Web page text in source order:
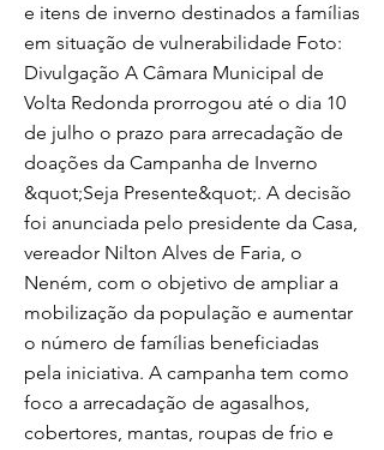
e itens de inverno destinados a famílias
em situação de vulnerabilidade Foto:
Divulgação A Câmara Municipal de
Volta Redonda prorrogou até o dia 10
de julho o prazo para arrecadação de
doações da Campanha de Inverno
&quot;Seja Presente&quot;. A decisão
foi anunciada pelo presidente da Casa,
vereador Nilton Alves de Faria, o
Neném, com o objetivo de ampliar a
mobilização da população e aumentar
o número de famílias beneficiadas
pela iniciativa. A campanha tem como
foco a arrecadação de agasalhos,
cobertores, mantas, roupas de frio e